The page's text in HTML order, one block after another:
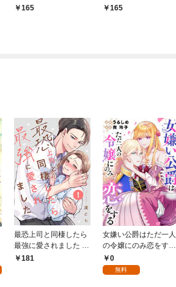
途な愛で幸せを掴む～:
165
婚を迫られています: 1
165
最恐上司と同棲したら
最強に愛されました 1
巻181
女嫌い公爵はただ一人
の令嬢にのみ恋をする
（分冊版）第１話
0
無料